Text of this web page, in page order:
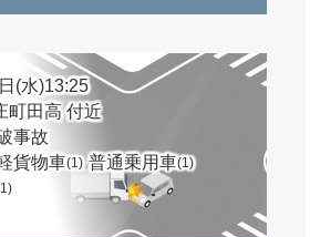
(水)13:25
町田高 付近
事故
貨物車(1) 普通乗用車(1)